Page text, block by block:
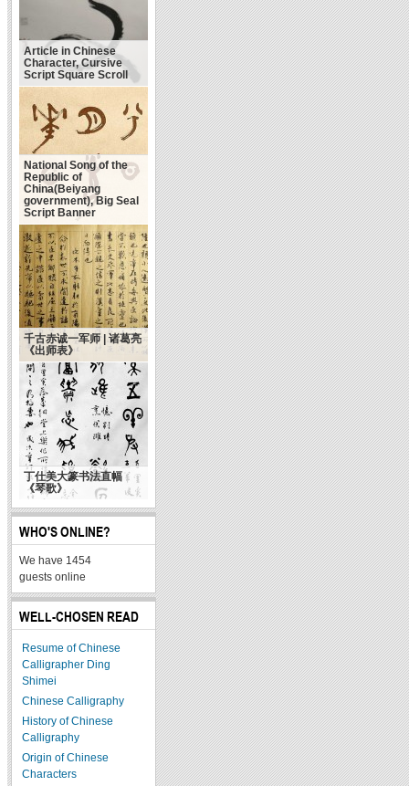
Article in Chinese
Character, Cursive
Script Square Scroll
National Song of the
Republic of
China(Beiyang
government), Big Seal
Script Banner
千古赤诚一军师 | 诸葛亮
《出师表》
丁仕美大篆书法直幅
《琴歌》
WHO'S ONLINE?
We have 1454
guests online
WELL-CHOSEN READ
Resume of Chinese
Calligrapher Ding
Shimei
Chinese Calligraphy
History of Chinese
Calligraphy
Origin of Chinese
Characters